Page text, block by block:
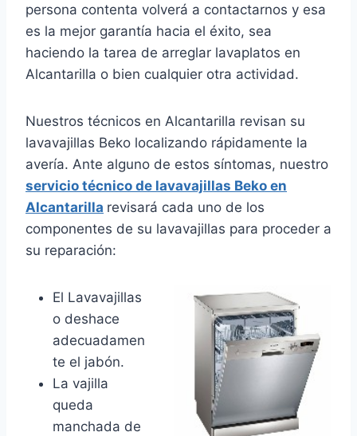
persona contenta volverá a contactarnos y esa
es la mejor garantía hacia el éxito, sea
haciendo la tarea de arreglar lavaplatos en
Alcantarilla o bien cualquier otra actividad.
Nuestros técnicos en Alcantarilla revisan su
lavavajillas Beko localizando rápidamente la
avería. Ante alguno de estos síntomas, nuestro
servicio técnico de lavavajillas Beko en
Alcantarilla revisará cada uno de los
componentes de su lavavajillas para proceder a
su reparación:
El Lavavajillas
o deshace
adecuadamen
te el jabón.
La vajilla
queda
manchada de